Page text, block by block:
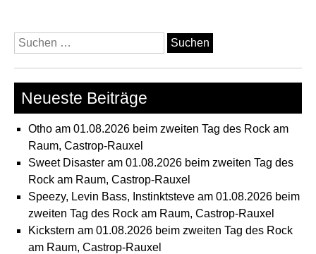
Suchen
nach:
Neueste Beiträge
Otho am 01.08.2026 beim zweiten Tag des Rock am
Raum, Castrop-Rauxel
Sweet Disaster am 01.08.2026 beim zweiten Tag des
Rock am Raum, Castrop-Rauxel
Speezy, Levin Bass, Instinktsteve am 01.08.2026 beim
zweiten Tag des Rock am Raum, Castrop-Rauxel
Kickstern am 01.08.2026 beim zweiten Tag des Rock
am Raum, Castrop-Rauxel